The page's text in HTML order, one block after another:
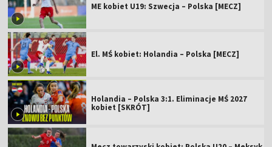
ME kobiet U19: Szwecja – Polska [MECZ]
El. MŚ kobiet: Holandia – Polska [MECZ]
Holandia – Polska 3:1. Eliminacje MŚ 2027
kobiet [SKRÓT]